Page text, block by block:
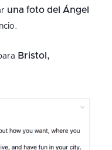
una foto del Ángel
Bristol,